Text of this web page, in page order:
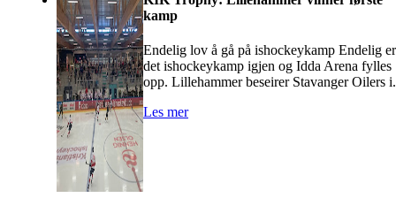
kamp
Endelig lov å gå på ishockeykamp Endelig er
det ishockeykamp igjen og Idda Arena fylles
opp. Lillehammer beseirer Stavanger Oilers
Les mer